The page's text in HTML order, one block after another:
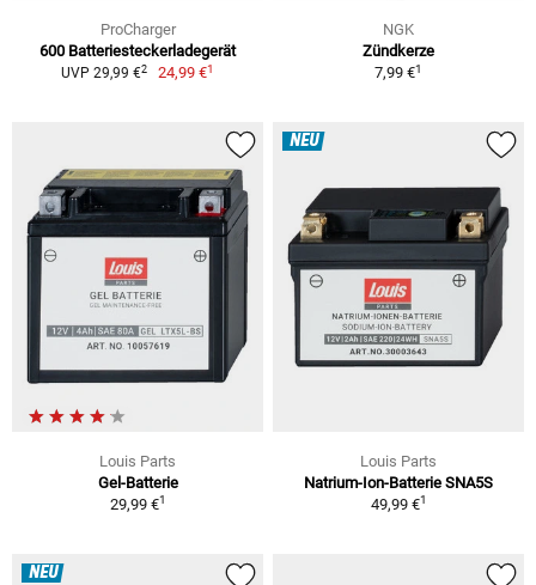
ProCharger
600 Batteriesteckerladegerät
UVP 29,99 €2 24,99 €1
NGK
Zündkerze
7,99 €1
Louis Parts
Gel-Batterie
29,99 €1
NEU
Louis Parts
Natrium-Ion-Batterie SNA5S
49,99 €1
NEU